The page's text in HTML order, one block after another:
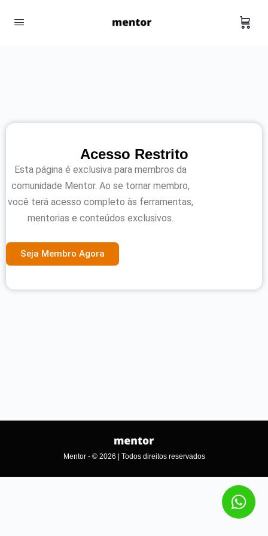
Acesso Restrito
Esta página é exclusiva para membros da
comunidade Mentor. Ao se tornar membro,
você terá acesso completo às ferramentas,
mentorias e conteúdos exclusivos.
Seja Membro Agora
Mentor - © 2026 | Todos direitos reservados